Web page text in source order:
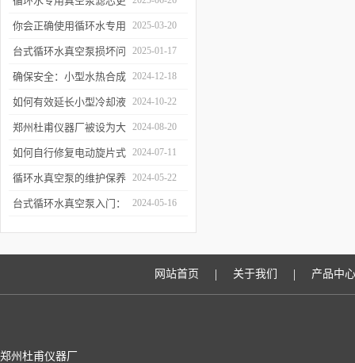
换周期：基于水质污染度
的判断方法
你会正确使用循环水专用
真空泵吗？
2025-03-20
台式循环水真空泵损坏问
题诊断与预防措施
2025-01-17
确保安全：小型水热合成
反应釜的操作与维护建议
2024-12-18
如何有效延长小型冷却液
水循环泵的使用寿命？
2024-10-22
郑州杜甫仪器厂被设为大
学生实习就业基地
2024-08-20
如何自行修复电动旋片式
真空泵无法启动的问题
2024-07-11
循环水真空泵的维护保养
与故障排除指南
2024-05-22
台式循环水真空泵入门： 2024-05-16
网站首页 | 关于我们 | 产品中心
郑州杜甫仪器厂